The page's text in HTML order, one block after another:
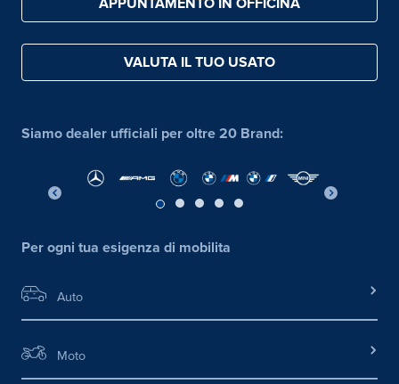
VALUTA IL TUO USATO
Siamo dealer ufficiali per oltre 20 Brand:
Per ogni tua esigenza di mobilita
Auto
Moto